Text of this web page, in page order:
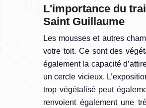
L'importance du
Saint Guillaume
Les mousses et autres
votre toit. Ce sont des
également la capacité
un cercle vicieux.
trop végétalisé peut
renvoient également une